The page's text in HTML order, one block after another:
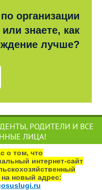
организации
знаете, как
лучше?
РОДИТЕЛИ И ВСЕ
ЛИЦА!
о том, что
интернет‑сайт
на новый адрес: